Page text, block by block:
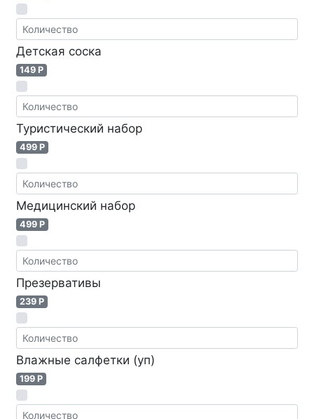
Детская соска
149 P
Туристический набор
499 P
Медицинский набор
499 P
Презервативы
239 P
Влажные салфетки (уп)
199 P